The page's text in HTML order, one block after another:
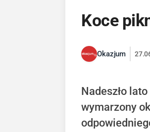
Koce
Okazjum
Nadeszło
wymarzony